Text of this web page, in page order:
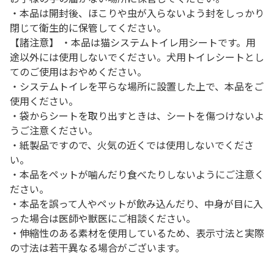
・本品は開封後、ほこりや虫が入らないよう封をしっかり
閉じて衛生的に保管してください。
【諸注意】 ・本品は猫システムトイレ用シートです。用
途以外には使用しないでください。犬用トイレシートとし
てのご使用はおやめください。
・システムトイレを平らな場所に設置した上で、本品をご
使用ください。
・袋からシートを取り出すときは、シートを傷つけないよ
うご注意ください。
・紙製品ですので、火気の近くでは使用しないでくださ
い。
・本品をペットが噛んだり食べたりしないようにご注意く
ださい。
・本品を誤って人やペットが飲み込んだり、中身が目に入
った場合は医師や獣医にご相談ください。
・伸縮性のある素材を使用しているため、表示寸法と実際
の寸法は若干異なる場合がございます。